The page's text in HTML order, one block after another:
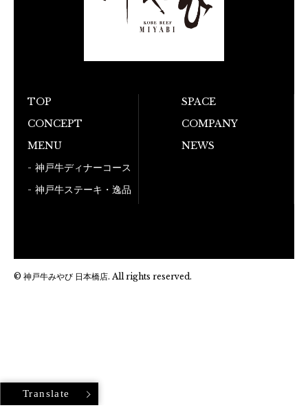
TOP
CONCEPT
MENU
神戸牛ディナーコース
神戸牛ステーキ・逸品
SPACE
COMPANY
NEWS
© 神戸牛みやび 日本橋店. All rights reserved.
Translate